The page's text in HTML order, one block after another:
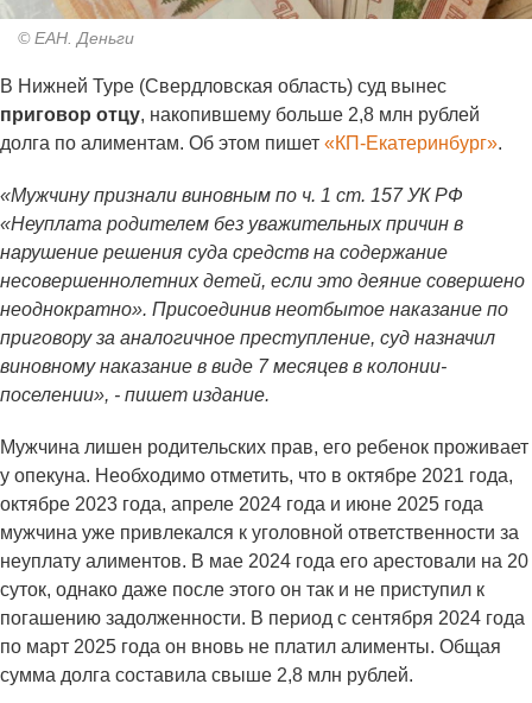
© ЕАН. Деньги
В Нижней Туре (Свердловская область) суд вынес
приговор отцу, накопившему больше 2,8 млн рублей
долга по алиментам. Об этом пишет «КП-Екатеринбург».
«Мужчину признали виновным по ч. 1 ст. 157 УК РФ
«Неуплата родителем без уважительных причин в
нарушение решения суда средств на содержание
несовершеннолетних детей, если это деяние совершено
неоднократно». Присоединив неотбытое наказание по
приговору за аналогичное преступление, суд назначил
виновному наказание в виде 7 месяцев в колонии-
поселении», - пишет издание.
Мужчина лишен родительских прав, его ребенок проживает
у опекуна. Необходимо отметить, что в октябре 2021 года,
октябре 2023 года, апреле 2024 года и июне 2025 года
мужчина уже привлекался к уголовной ответственности за
неуплату алиментов. В мае 2024 года его арестовали на 20
суток, однако даже после этого он так и не приступил к
погашению задолженности. В период с сентября 2024 года
по март 2025 года он вновь не платил алименты. Общая
сумма долга составила свыше 2,8 млн рублей.